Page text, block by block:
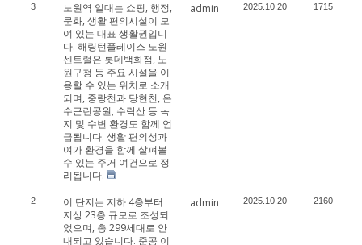
3
노원역 일대는 쇼핑, 행정,
문화, 생활 편의시설이 모
여 있는 대표 생활권입니
다. 해링턴플레이스 노원
센트럴은 롯데백화점, 노
원구청 등 주요 시설을 이
용할 수 있는 위치로 소개
되며, 중랑천과 당현천, 온
수근린공원, 수락산 등 녹
지 및 수변 환경도 함께 언
급됩니다. 생활 편의성과
여가 환경을 함께 살펴볼
수 있는 주거 여건으로 정
리됩니다.
admin 2025.10.20 1715
2
이 단지는 지하 4층부터
지상 23층 규모로 조성되
었으며, 총 299세대로 안
내되고 있습니다. 준공 이
admin 2025.10.20 2160